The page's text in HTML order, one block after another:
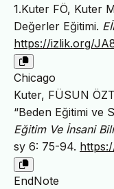
1.Kuter FÖ, Kuter
Değerler Eğitimi.
https://izlik.org/
Chicago
Kuter, FÜSUN
“Beden Eğitimi ve
Eğitim Ve İnsani
sy 6: 75-94.
EndNote